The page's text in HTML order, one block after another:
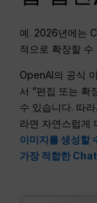
예. 2026년에는
적으로 확장할 수
OpenAI의 공식
서 “편집 또는 확
수 있습니다. 따
라면 자연스럽게
이미지를 생성할
가장 적합한